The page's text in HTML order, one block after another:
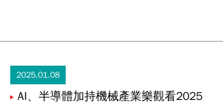
2025.01.08
AI、半導體加持機械產業樂觀看2025